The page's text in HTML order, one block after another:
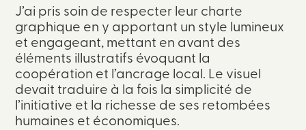
J’ai pris soin de respecter leur charte
graphique en y apportant un style lumineux
et engageant, mettant en avant des
éléments illustratifs évoquant la
coopération et l’ancrage local. Le visuel
devait traduire à la fois la simplicité de
l’initiative et la richesse de ses retombées
humaines et économiques.